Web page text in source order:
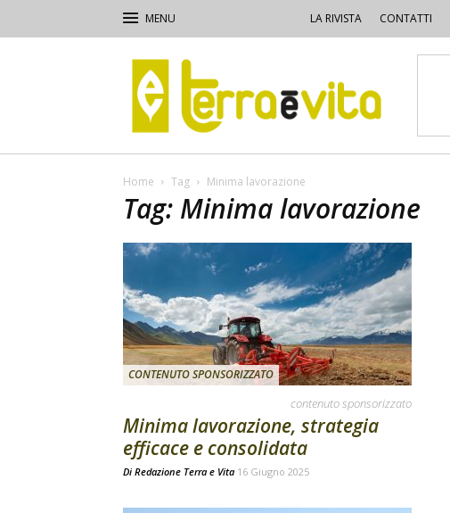
LA RIVISTA CONTATTI
Terra
e
Vita
Home Tag Minima lavorazione
Tag: Minima lavorazione
CONTENUTO SPONSORIZZATO
contenuto sponsorizzato
Minima lavorazione, strategia
efficace e consolidata
Di Redazione Terra e Vita 16 Giugno 2025